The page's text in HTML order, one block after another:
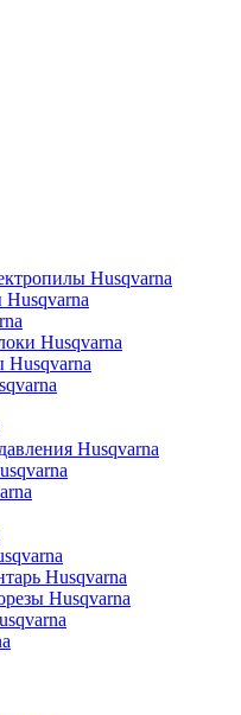
Нusqvarna
Husqvarna
Husqvarna
Husqvarna
Husqvarna
Husqvarna